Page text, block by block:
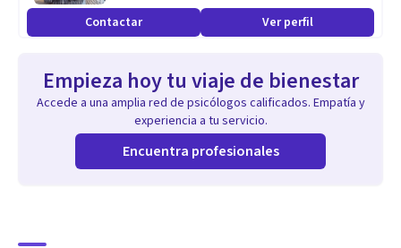
Contactar Ver perfil
Empieza hoy tu viaje de bienestar
Accede a una amplia red de psicólogos calificados. Empatía y
experiencia a tu servicio.
Encuentra profesionales